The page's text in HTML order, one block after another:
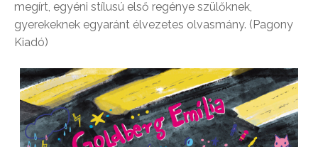
megírt, egyéni stílusú első regénye szülőknek,
gyerekeknek egyaránt élvezetes olvasmány. (Pagony
Kiadó)